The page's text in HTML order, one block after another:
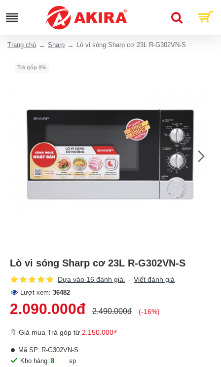
Trang chủ Sharp Lò vi sóng Sharp cơ 23L R-G302VN-S
Trả góp 0%
Lò vi sóng Sharp cơ 23L R-G302VN-S
Dựa vào 16 đánh giá. - Viết đánh giá
Lượt xem: 36482
2.090.000đ 2.490.000đ (-16%)
🔖 Giá mua Trả góp từ 2.150.000₫
Kho hàng: 8
sp
Mã SP: R-G302VN-S